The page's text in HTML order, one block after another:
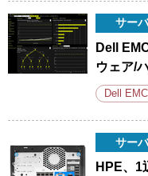
サー
Dell
ウェア/
Dell EMC
サー
HPE、1